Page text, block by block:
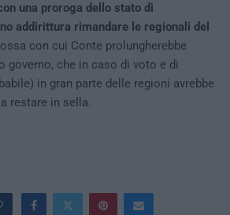
una proroga dello stato di
addirittura rimandare le regionali del
con cui Conte prolungherebbe
governo, che in caso di voto e di
in gran parte delle regioni avrebbe
restare in sella.